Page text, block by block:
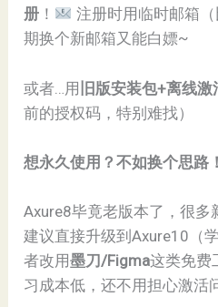
册​ ​！
注册时用临时邮箱
期换个新邮箱又能白嫖~
或者…用​ 旧版安装包+离线激
前的授权码，特别难找）
​想永久使用？不如换个思路！​
Axure8毕竟老版本了，很多
建议直接升级到Axure10（
者改用​​墨刀/Figma​这类免费
习成本低，还不用担心激活